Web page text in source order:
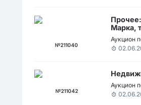
№211040
Марка,
Аукцион
№211042
Аукцион